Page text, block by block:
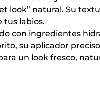
look” natural. Su
tus labios.
con ingredientes
su aplicador
un look fresco,